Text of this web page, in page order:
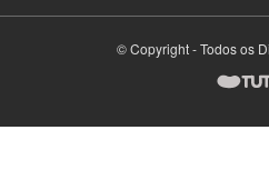
© Copyright - Todos os